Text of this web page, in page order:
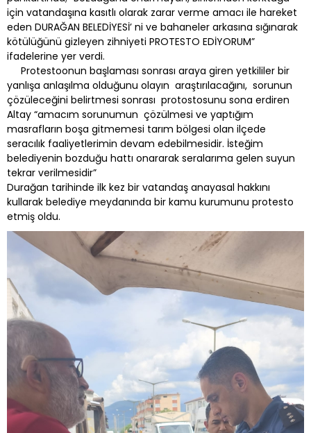
için vatandaşına kasıtlı olarak zarar verme amacı ile hareket
eden DURAĞAN BELEDİYESİ’ ni ve bahaneler arkasına sığınarak
kötülüğünü gizleyen zihniyeti PROTESTO EDİYORUM”
ifadelerine yer verdi.
Protestoonun başlaması sonrası araya giren yetkililer bir
yanlışa anlaşılma olduğunu olayın araştırılacağını, sorunun
çözüleceğini belirtmesi sonrası protostosunu sona erdiren
Altay “amacım sorunumun çözülmesi ve yaptığım
masrafların boşa gitmemesi tarım bölgesi olan ilçede
seracılık faaliyetlerimin devam edebilmesidir. İsteğim
belediyenin bozduğu hattı onararak seralarıma gelen suyun
tekrar verilmesidir”
Durağan tarihinde ilk kez bir vatandaş anayasal hakkını
kullarak belediye meydanında bir kamu kurumunu protesto
etmiş oldu.